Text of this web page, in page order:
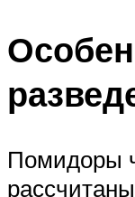
Помидоры